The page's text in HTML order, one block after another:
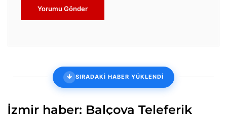
Yorumu Gönder
SIRADAKİ HABER YÜKLENDİ
İzmir haber: Balçova Teleferik